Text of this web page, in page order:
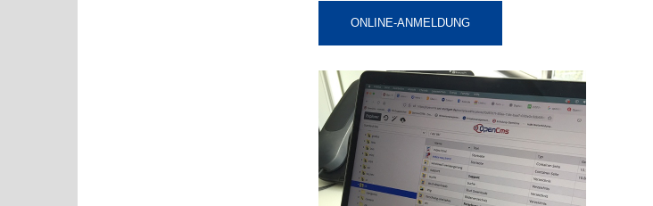
ONLINE-ANMELDUNG